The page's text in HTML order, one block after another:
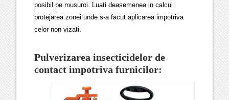
posibil pe musuroi. Luati deasemenea in calcul
protejarea zonei unde s-a facut aplicarea impotriva
celor non vizati.
Pulverizarea insecticidelor de
contact impotriva furnicilor: